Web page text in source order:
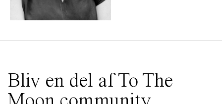
Bliv en del af To The